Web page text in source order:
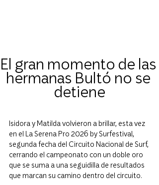
El gran momento de las
hermanas Bultó no se
detiene
Isidora y Matilda volvieron a brillar, esta vez
en el La Serena Pro 2026 by Surfestival,
segunda fecha del Circuito Nacional de Surf,
cerrando el campeonato con un doble oro
que se suma a una seguidilla de resultados
que marcan su camino dentro del circuito.